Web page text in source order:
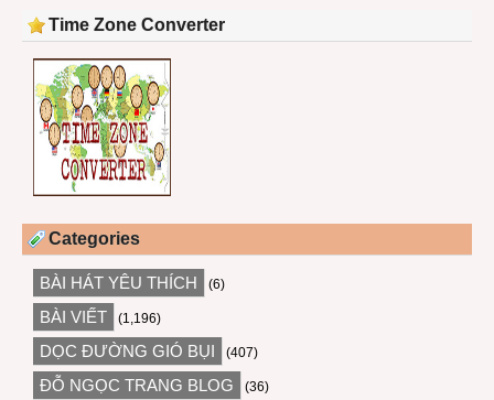
Time Zone Converter
Categories
BÀI HÁT YÊU THÍCH (6)
BÀI VIẾT (1,196)
DỌC ĐƯỜNG GIÓ BỤI (407)
ĐỖ NGỌC TRANG BLOG (36)